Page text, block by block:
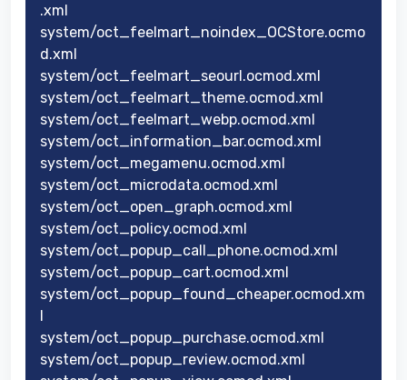
.xml
system/oct_feelmart_noindex_OCStore.ocmo
d.xml
system/oct_feelmart_seourl.ocmod.xml
system/oct_feelmart_theme.ocmod.xml
system/oct_feelmart_webp.ocmod.xml
system/oct_information_bar.ocmod.xml
system/oct_megamenu.ocmod.xml
system/oct_microdata.ocmod.xml
system/oct_open_graph.ocmod.xml
system/oct_policy.ocmod.xml
system/oct_popup_call_phone.ocmod.xml
system/oct_popup_cart.ocmod.xml
system/oct_popup_found_cheaper.ocmod.xm
l
system/oct_popup_purchase.ocmod.xml
system/oct_popup_review.ocmod.xml